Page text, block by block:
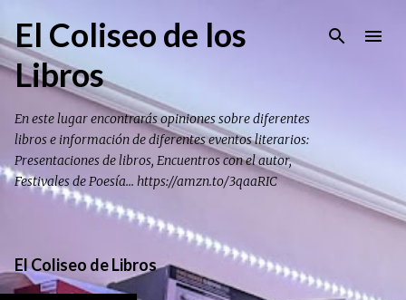
Ir al contenido principal
El Coliseo de los
Libros
En este lugar encontrarás opiniones sobre diferentes
libros e información de diferentes eventos literarios:
Presentaciones de libros, Encuentros con el autor,
Festivales de Poesía... https://amzn.to/3qaaRIC
El Coliseo de Libros